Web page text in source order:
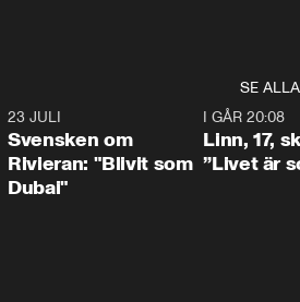
SE ALLA
23 JULI
Svensken om
Rivieran: "Blivit som
Dubai"
I GÅR 20:08
Linn, 17,
”Livet är